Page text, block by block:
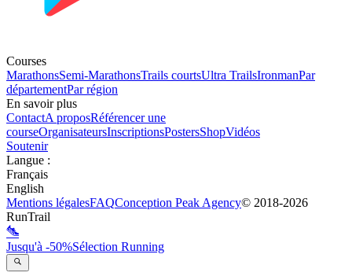
Courses
MarathonsSemi-MarathonsTrails courtsUltra TrailsIronmanPar
départementPar région
En savoir plus
ContactA proposRéférencer une
courseOrganisateursInscriptionsPostersShopVidéos
Soutenir
Langue :
Français
English
Mentions légalesFAQConception Peak Agency© 2018-2026
RunTrail
Jusqu'à -50%Sélection Running